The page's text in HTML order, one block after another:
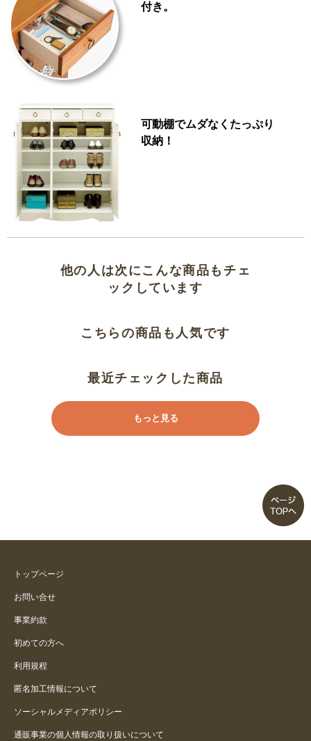
付き。
可動棚でムダなくたっぷり
収納！
他の人は次にこんな商品もチェ
ックしています
こちらの商品も人気です
最近チェックした商品
もっと見る
トップページ
お問い合せ
事業約款
初めての方へ
利用規程
匿名加工情報について
ソーシャルメディアポリシー
通販事業の個人情報の取り扱いについて